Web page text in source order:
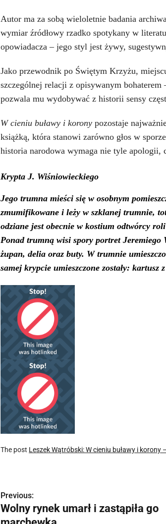
Autor ma za sobą wieloletnie badania
wymiar źródłowy rzadko spotykany w
opowiadacza – jego styl jest żywy,
Jako przewodnik po Świętym Krzyżu,
szczególnej relacji z opisywanym
pozwala mu wydobywać z historii sensy
W cieniu buławy i korony pozostaje
książką, która stanowi zarówno głos w
historia narodowa wymaga nie tyle apologii,
Krypta J. Wiśniowieckiego
Jego trumna mieści się w osobnym
zmumifikowane i leży w szklanej trumnie,
odziane jest obecnie w kostium odtwórcy
Ponad trumną wisi spory portret Jeremiego
żupan, delia oraz buty. W trumnie
samej krypcie umieszczone zostały:
The post Leszek Wątróbski: W cieniu buławy i korony
a
Previous:
Wolny rynek umarł i zastąpiła go